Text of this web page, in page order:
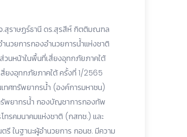
.สุราษฏร์ธานี ดร.สุรสีห์ กิตติมณฑล
นวยการกองอำนวยการน้ำแห่งชาติ
วนหน้าในพื้นที่เสี่ยงอุทกภัยภาคใต้
สี่ยงอุทกภัยภาคใต้ ครั้งที่ 1/2565
ทศทรัพยากรน้ำ (องค์การมหาชน)
รัพยากรน้ำ กองบัญชาการกองทัพ
ทรคมนาคมแห่งชาติ (กสทช.) และ
ในฐานะผู้อำนวยการ กอนช. มีความ